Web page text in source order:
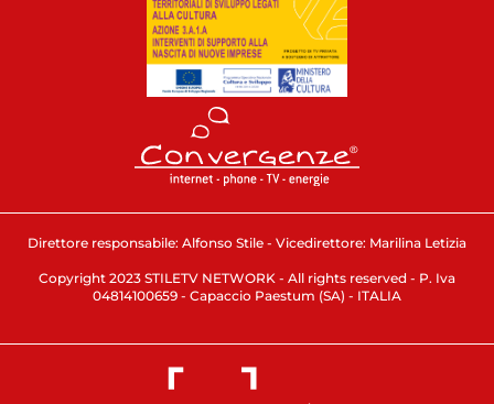
Direttore responsabile: Alfonso Stile - Vicedirettore: Marilina Letizia
Copyright 2023 STILETV NETWORK - All rights reserved - P. Iva
04814100659 - Capaccio Paestum (SA) - ITALIA